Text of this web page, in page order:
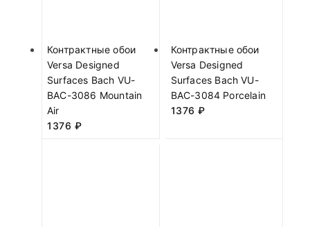
Контрактные обои
Versa Designed
Surfaces Bach VU-
BAC-3086 Mountain
Air
1376 ₽
Контрактные обои
Versa Designed
Surfaces Bach VU-
BAC-3084 Porcelain
1376 ₽